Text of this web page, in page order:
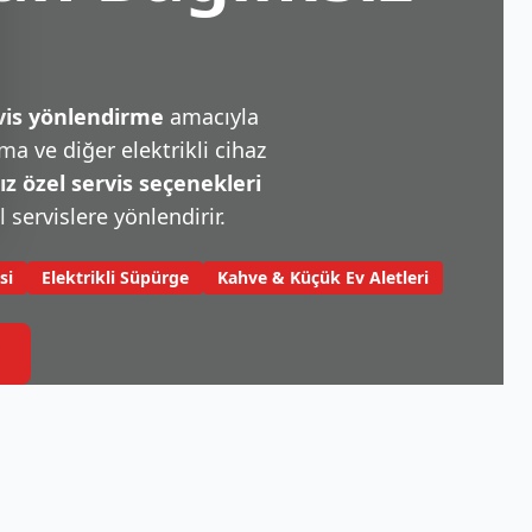
yönlendirme amacıyla
ve diğer elektrikli cihaz
özel servis seçenekleri
servislere yönlendirir.
Elektrikli Süpürge Kahve & Küçük Ev Aletleri